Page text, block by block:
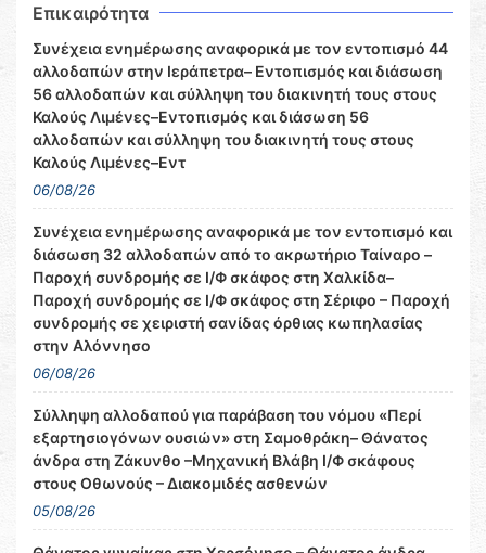
Επικαιρότητα
Συνέχεια ενημέρωσης αναφορικά με τον εντοπισμό 44
αλλοδαπών στην Ιεράπετρα– Εντοπισμός και διάσωση
56 αλλοδαπών και σύλληψη του διακινητή τους στους
Καλούς Λιμένες–Εντοπισμός και διάσωση 56
αλλοδαπών και σύλληψη του διακινητή τους στους
Καλούς Λιμένες–Εντ
06/08/26
Συνέχεια ενημέρωσης αναφορικά με τον εντοπισμό και
διάσωση 32 αλλοδαπών από το ακρωτήριο Ταίναρο –
Παροχή συνδρομής σε Ι/Φ σκάφος στη Χαλκίδα–
Παροχή συνδρομής σε Ι/Φ σκάφος στη Σέριφο – Παροχή
συνδρομής σε χειριστή σανίδας όρθιας κωπηλασίας
στην Αλόννησο
06/08/26
Σύλληψη αλλοδαπού για παράβαση του νόμου «Περί
εξαρτησιογόνων ουσιών» στη Σαμοθράκη– Θάνατος
άνδρα στη Ζάκυνθο –Μηχανική Βλάβη Ι/Φ σκάφους
στους Οθωνούς – Διακομιδές ασθενών
05/08/26